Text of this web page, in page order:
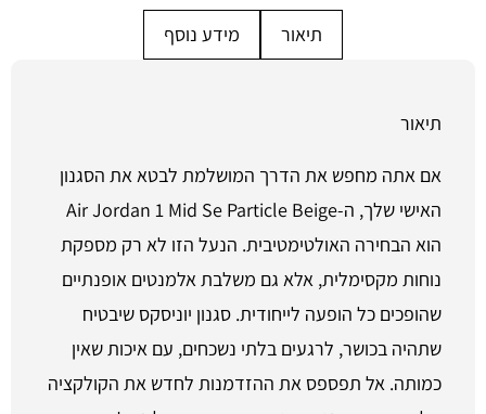
תיאור מידע נוסף
תיאור
אם אתה מחפש את הדרך המושלמת לבטא את הסגנון
האישי שלך, ה-Air Jordan 1 Mid Se Particle Beige
הוא הבחירה האולטימטיבית. הנעל הזו לא רק מספקת
נוחות מקסימלית, אלא גם משלבת אלמנטים אופנתיים
שהופכים כל הופעה לייחודית. סגנון יוניסקס שיבטיח
שתהיה בכושר, לרגעים בלתי נשכחים, עם איכות שאין
כמותה. אל תפספס את ההזדמנות לחדש את הקולקציה